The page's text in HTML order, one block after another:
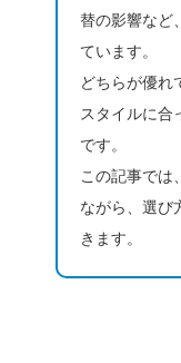
替の影響など
ています。
どちらが優れ
スタイルに合
です。
この記事では
ながら、選び
きます。